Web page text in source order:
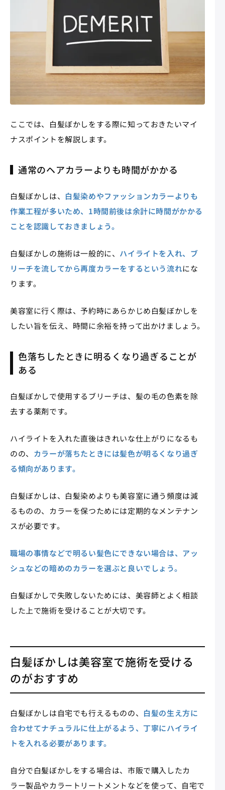
ここでは、白髪ぼかしをする際に知っておきたいマイ
ナスポイントを解説します。
通常のヘアカラーよりも時間がかかる
白髪ぼかしは、 白髪染めやファッションカラーよりも
作業工程が多いため、1時間前後は余計に時間がかかる
ことを認識しておきましょう。
白髪ぼかしの施術は一般的に、 ハイライトを入れ、ブ
リーチを流してから再度カラーをするという流れにな
ります。
美容室に行く際は、予約時にあらかじめ白髪ぼかしを
したい旨を伝え、時間に余裕を持って出かけましょう。
色落ちしたときに明るくなり過ぎることが
ある
白髪ぼかしで使用するブリーチは、髪の毛の色素を除
去する薬剤です。
ハイライトを入れた直後はきれいな仕上がりになるも
のの、 カラーが落ちたときには髪色が明るくなり過ぎ
る傾向があります。
白髪ぼかしは、白髪染めよりも美容室に通う頻度は減
るものの、カラーを保つためには定期的なメンテナン
スが必要です。
職場の事情などで明るい髪色にできない場合は、アッ
シュなどの暗めのカラーを選ぶと良いでしょう。
白髪ぼかしで失敗しないためには、美容師とよく相談
した上で施術を受けることが大切です。
白髪ぼかしは美容室で施術を受ける
のがおすすめ
白髪ぼかしは自宅でも行えるものの、 白髪の生え方に
合わせてナチュラルに仕上がるよう、丁寧にハイライ
トを入れる必要があります。
自分で白髪ぼかしをする場合は、市販で購入したカ
ラー製品やカラートリートメントなどを使って、自宅で